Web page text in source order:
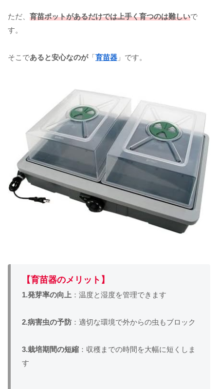
ただ、 育苗ポットがあるだけでは上手く育つのは難しいで
す。
そこであると安心なのが「育苗器 」です。
【育苗器のメリット】
1.発芽率の向上 ：温度と湿度を管理できます
2.病害虫の予防：適切な環境で外からの虫もブロック
3.栽培期間の短縮：収穫までの時間を大幅に短くしま
す